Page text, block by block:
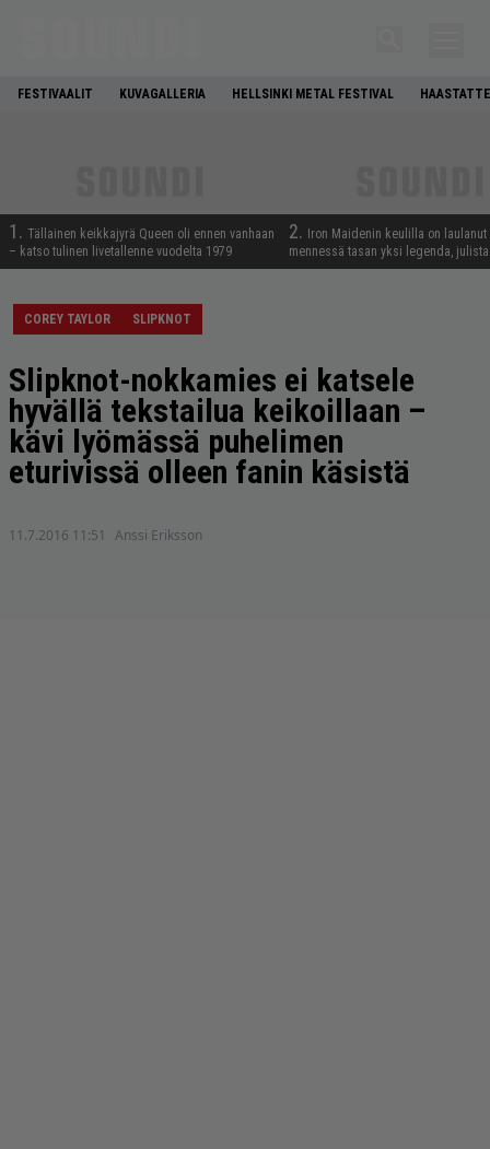
FESTIVAALIT KUVAGALLERIA HELLSINKI METAL FESTIVAL
1. Tällainen keikkajyrä Queen oli ennen vanhaan
– katso tulinen livetallenne vuodelta 1979
2.
Iron Maidenin keulilla on laulanut
mennessä tasan yksi legenda,
COREY TAYLOR SLIPKNOT
Slipknot-nokkamies ei katsele
hyvällä tekstailua keikoillaan –
kävi lyömässä puhelimen
eturivissä olleen fanin käsistä
11.7.2016 11:51 Anssi Eriksson